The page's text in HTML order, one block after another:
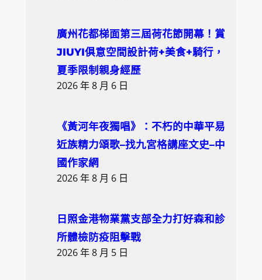
廣州花都梯面第三屆荷花節開幕！賞
JIUYI俱意空間設計荷+美食+騎行，
夏季限制親身經歷
2026 年 8 月 6 日
《黃河年夜獨唱》：不朽的中華平易
近族精力頌歌–找九宮格講座文史–中
國作家網
2026 年 8 月 6 日
日照金港物業黨支部全力打好森和診
所體檢防疫阻擊戰
2026 年 8 月 5 日